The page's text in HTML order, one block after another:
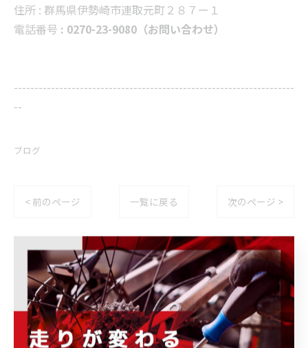
住所 : 群馬県伊勢崎市連取元町２８７ー１
電話番号 : 0270-23-9080（お問い合わせ）
--------------------------------------------------------------------
--
ブログ
< 前のページ 一覧に戻る 次のページ >